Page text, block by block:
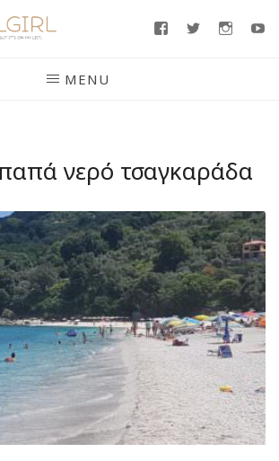
FacebookTwitter
MENU
νερό τσαγκαράδα